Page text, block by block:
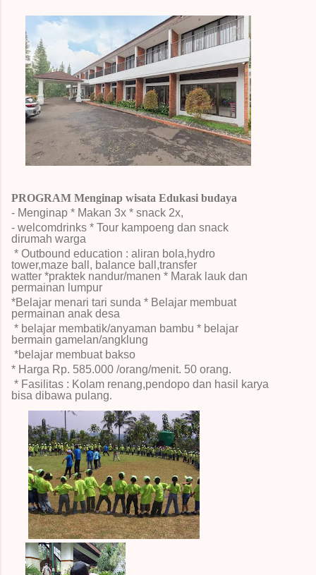
PROGRAM Menginap wisata Edukasi budaya
- Menginap * Makan 3x * snack 2x,
- welcomdrinks * Tour kampoeng dan snack
dirumah warga
* Outbound education : aliran bola,hydro
tower,maze ball, balance ball,transfer
watter *praktek nandur/manen * Marak lauk dan
permainan lumpur
*Belajar menari tari sunda * Belajar membuat
permainan anak desa
* belajar membatik/anyaman bambu * belajar
bermain gamelan/angklung
*belajar membuat bakso
* Harga Rp. 585.000 /orang/menit. 50 orang.
* Fasilitas : Kolam renang,pendopo dan hasil karya
bisa dibawa pulang.